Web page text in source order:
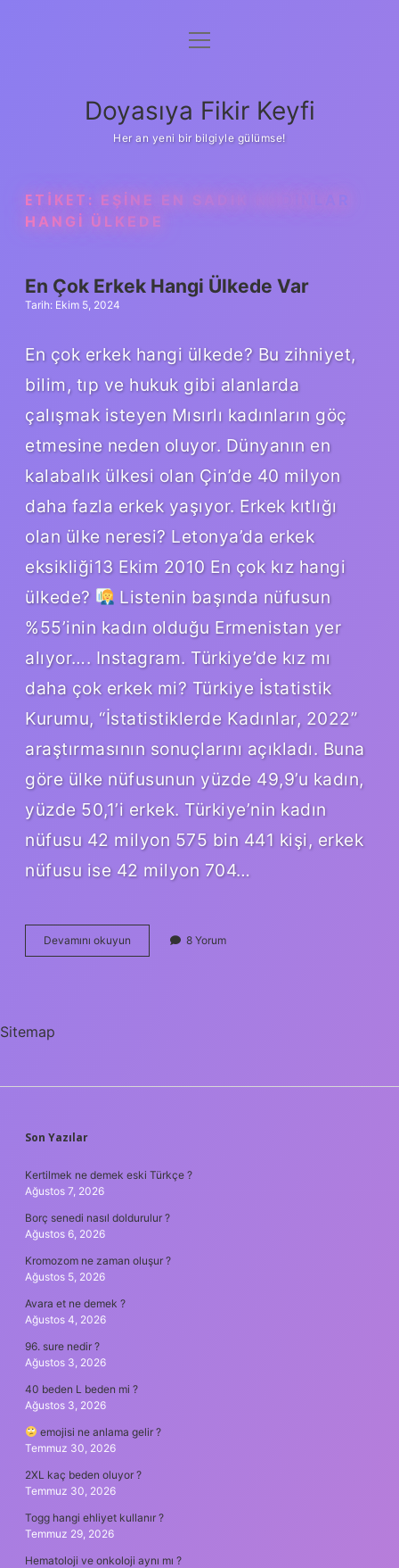
Anasayfa
Yasal Uyarı
menüyü
Doyasıya Fikir Keyfi
Her an yeni bir bilgiyle gülümse!
ETIKET: EŞINE EN SADIK KADINLAR
HANGI ÜLKEDE
En Çok Erkek Hangi Ülkede Var
Tarih: Ekim 5, 2024
En çok erkek hangi ülkede? Bu zihniyet,
bilim, tıp ve hukuk gibi alanlarda
çalışmak isteyen Mısırlı kadınların göç
etmesine neden oluyor. Dünyanın en
kalabalık ülkesi olan Çin’de 40 milyon
daha fazla erkek yaşıyor. Erkek kıtlığı
olan ülke neresi? Letonya’da erkek
eksikliği13 Ekim 2010 En çok kız hangi
ülkede?
Listenin başında nüfusun
%55’inin kadın olduğu Ermenistan yer
alıyor…. Instagram. Türkiye’de kız mı
daha çok erkek mi? Türkiye İstatistik
Kurumu, “İstatistiklerde Kadınlar, 2022”
araştırmasının sonuçlarını açıkladı. Buna
göre ülke nüfusunun yüzde 49,9’u kadın,
yüzde 50,1’i erkek. Türkiye’nin kadın
nüfusu 42 milyon 575 bin 441 kişi, erkek
nüfusu ise 42 milyon 704…
Devamını okuyun
Çok
8 Yorum
Sitemap
SIDEBAR
Son Yazılar
Kertilmek ne demek eski Türkçe ?
Ağustos 7, 2026
Borç senedi nasıl doldurulur ?
Ağustos 6, 2026
Kromozom ne zaman oluşur ?
Ağustos 5, 2026
Avara et ne demek ?
Ağustos 4, 2026
96. sure nedir ?
Ağustos 3, 2026
40 beden L beden mi ?
Ağustos 3, 2026
emojisi ne anlama gelir ?
Temmuz 30, 2026
2XL kaç beden oluyor ?
Temmuz 30, 2026
Togg hangi ehliyet kullanır ?
Temmuz 29, 2026
Hematoloji ve onkoloji aynı mı ?